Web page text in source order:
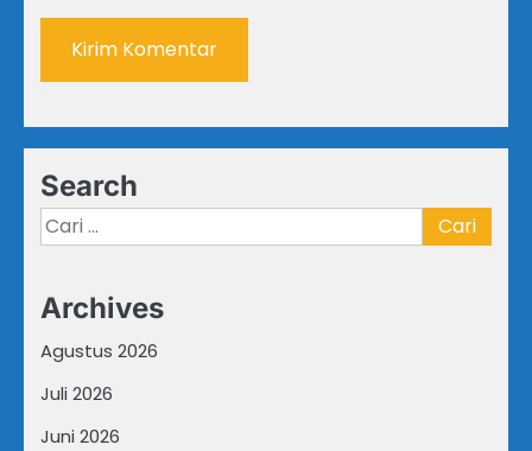
Search
Cari
untuk:
Archives
Agustus 2026
Juli 2026
Juni 2026